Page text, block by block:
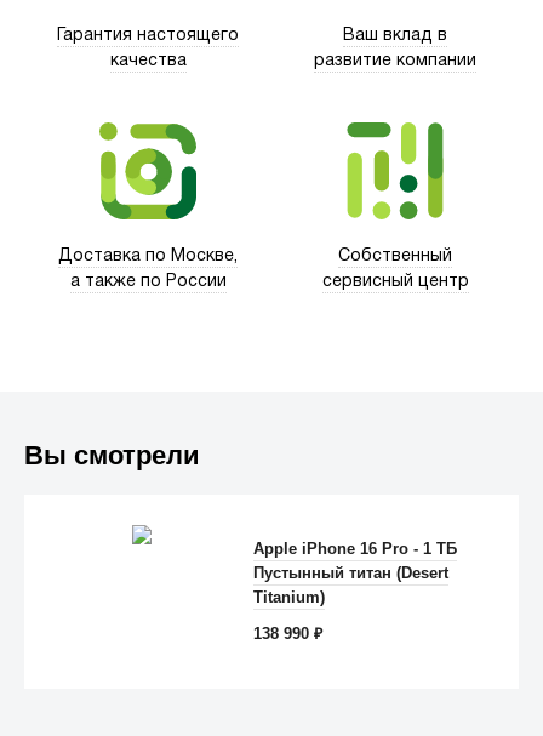
Anker
Гарантия настоящего
качества
Ваш вклад в
развитие компании
Доставка по Москве,
а также по России
Собственный
сервисный центр
Вы смотрели
Apple iPhone 16 Pro - 1 TБ
Пустынный титан (Desert
Titanium)
138 990₽